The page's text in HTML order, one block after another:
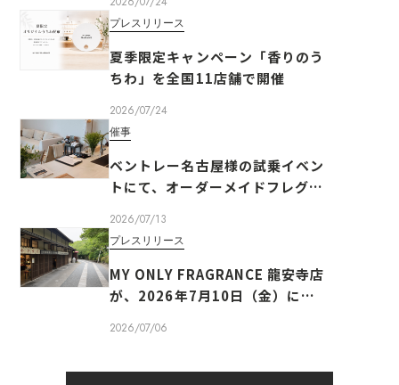
プレスリリース
夏季限定キャンペーン「香りのう
ちわ」を全国11店舗で開催
2026/07/24
催事
ベントレー名古屋様の試乗イベン
トにて、オーダーメイドフレグラ
した
2026/07/13
プレスリリース
MY ONLY FRAGRANCE 龍安寺店
が、2026年7月10日（金）にオ
2026/07/06